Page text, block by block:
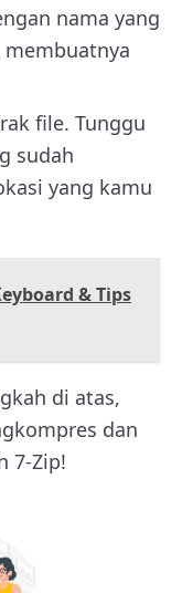
nama yang
file. Tunggu
sudah
yang kamu
& Tips
di atas,
dan
7-Zip!